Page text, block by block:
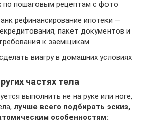
по пошаговым рецептам с фото
рефинансирование ипотеки —
пакет документов и
к заемщикам
виагру в домашних условиях
частях тела
выполнить не на руке или ноге,
лучше всего подбирать эскиз,
особенностям: